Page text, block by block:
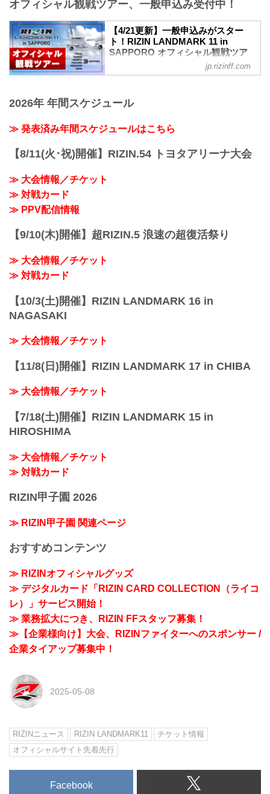
します。
終了予定時間
19:00〜20:00頃
※試合内容、イベント進行によって終了
予定時間が前後することがありますので
会場
札幌市営地下鉄南北線「真駒内」駅 徒歩
「上町1丁目」バス停留所 徒歩...
RIZIN MMAルール：5分3R（66.0kg）
堀江圭功vs.西川大和
RIZIN MMAルール：5分3R（71.0kg）
堀江圭功 vs. 西川大和
RIZIN LANDMARK 11 in SAPPORO 大会
FEDERATION オフィシャルサイト
オフィシャル観戦ツアー、一般申込み受付中！
【4/21更新】一般申込みがスター
ト！RIZIN LANDMARK 11 in
SAPPORO オフィシャル観戦ツア
FEDERATION オフィシャルサイト
4/21（月）更新
SAPPORO オフィシャル観戦ツアー』の
一般申し込みがスタート！！
★一般★JALで行く！RIZIN LANDMARK
11 in SAPPOROオフィシャル観戦ツアー
約ならJJ tourが断然お得！ 北海道 旅...
jp.rizinff.com
2026年 年間スケジュール
≫ 発表済み年間スケジュールはこちら
【8/11(火･祝)開催】RIZIN.54 トヨタアリーナ大会
≫ 大会情報／チケット
≫ 対戦カード
≫ PPV配信情報
【9/10(木)開催】超RIZIN.5 浪速の超復活祭り
≫ 大会情報／チケット
≫ 対戦カード
【10/3(土)開催】RIZIN LANDMARK 16 in
NAGASAKI
≫ 大会情報／チケット
【11/8(日)開催】RIZIN LANDMARK 17 in CHIBA
≫ 大会情報／チケット
【7/18(土)開催】RIZIN LANDMARK 15 in
HIROSHIMA
≫ 大会情報／チケット
≫ 対戦カード
RIZIN甲子園 2026
≫ RIZIN甲子園 関連ページ
おすすめコンテンツ
≫ RIZINオフィシャルグッズ
≫ デジタルカード「RIZIN CARD COLLECTION（ライコ
レ）」サービス開始！
≫ 業務拡大につき、RIZIN FFスタッフ募集！
≫【企業様向け】大会、RIZINファイターへのスポンサー /
企業タイアップ募集中！
2025-05-08
RIZINニュース RIZIN LANDMARK11
チケット情報
オフィシャルサイト先着先行
Facebook